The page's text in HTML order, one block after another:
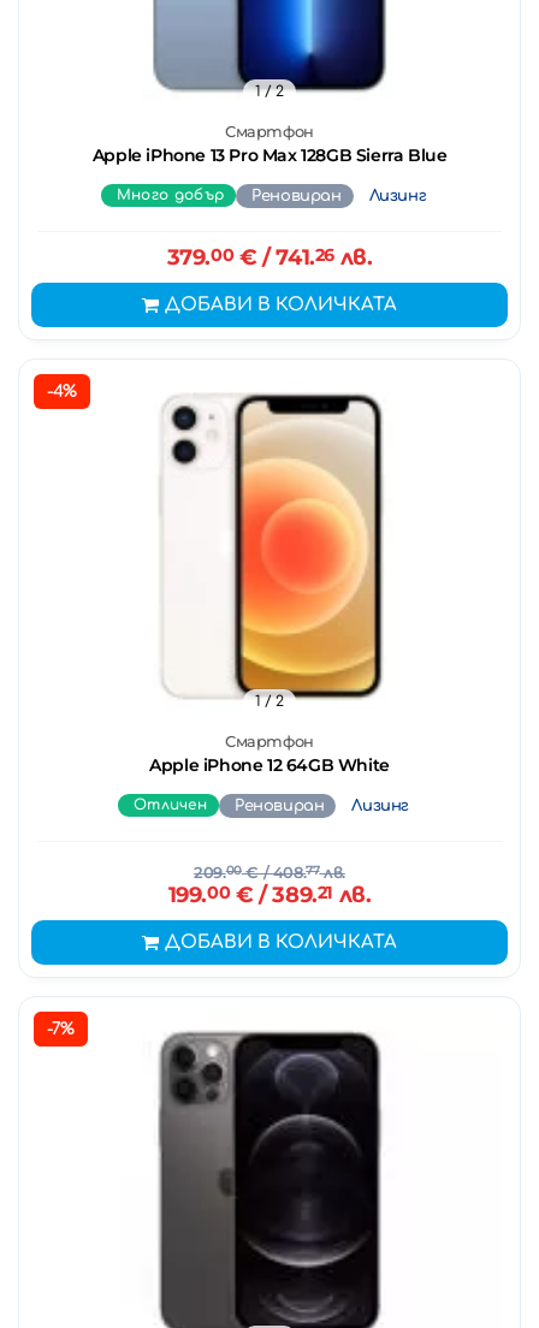
Смартфон
Apple iPhone 13 Pro Max 128GB Sierra Blue
1/ 2
Много добър Реновиран Лизинг
379.00€ / 741.26лв.
ДОБАВИ В КОЛИЧКАТА
-4%
Смартфон
Apple iPhone 12 64GB White
1/ 2
Отличен Реновиран Лизинг
209.00€/ 408.77лв.
199.00€ / 389.21 лв.
ДОБАВИ В КОЛИЧКАТА
-7%